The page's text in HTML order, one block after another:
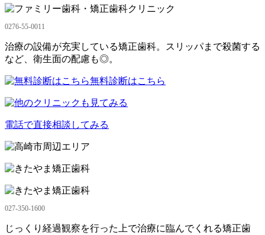
0276-55-0011
治療の設備が充実している矯正歯科。スリッパまで殺菌する
など、衛生面の配慮も◎。
無料診断はこちら
電話で直接相談してみる
027-350-1600
じっくり経過観察を行った上で治療に臨んでくれる矯正歯